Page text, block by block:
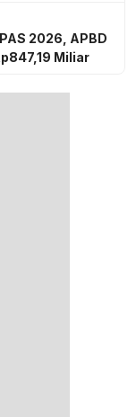
2026, APBD
Miliar